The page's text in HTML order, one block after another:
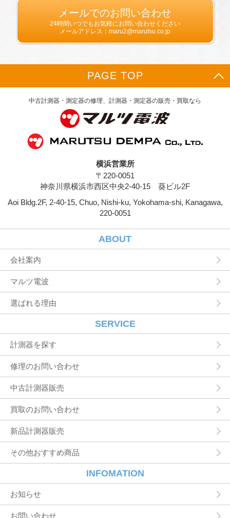
生年月日，住所，電話番号，メールアドレス，
銀行口座番号，クレジットカード番号，運転免
許証番号などの個人情報をお尋ねすることがあ
下，｢提携先｣といいます。）などから収集する
ことがあります。
当社は，ユーザーについて，利用したサービス
やソフトウエア，購入した商品，閲覧したペー
ジや広告の履歴，検索した検索キーワード，利
用日時，利用方法，利用環境（携帯端末を通じ
てご利用の場合の当該端末の通信状態，利用に
際しての各種設定情報なども含みます），IPア
識別情報などの履歴情報および特性情報を，ユ
ーザーが当社や提携先のサービスを利用しまた
はページを閲覧する際に収集します。
第３条（個人情報を収集・利用する目的）
当社が個人情報を収集・利用する目的は，以下
ユーザーに自分の登録情報の閲覧や修正，利用
状況の閲覧を行っていただくために，氏名，住
の代金などに関する情報を表示する目的
アドレスを利用する場合やユーザーに商品を送
名や住所などの連絡先情報を利用する目的
ユーザーの本人確認を行うために，氏名，生年
月日，住所，電話番号，銀行口座番号，クレジ
商品名や数量，利用されたサービスの種類や期
情報などを利用する目的
ユーザーが簡便にデータを入力できるようにす
るために，当社に登録されている情報を入力画
含みます）に転送したりする目的
代金の支払を遅滞したり第三者に損害を発生さ
せたりするなど，本サービスの利用規約に違反
したユーザーや，不正・不当な目的でサービス
定するための情報を利用する目的
メールでのお問い合わせ
24時間いつでもお気軽にお問い合わせください
メールアドレス：maru2@marutsu.co.jp
PAGE TOP
中古計測器・測定器の修理、計測器・測定器の販売・買取なら
横浜営業所
〒220-0051
神奈川県横浜市西区中央2-40-15 葵ビル2F
Aoi Bldg.2F, 2-40-15, Chuo, Nishi-ku, Yokohama-shi, Kanagawa,
220-0051
ABOUT
会社案内
マルツ電波
選ばれる理由
SERVICE
計測器を探す
修理のお問い合わせ
中古計測器販売
買取のお問い合わせ
新品計測器販売
その他おすすめ商品
INFOMATION
お知らせ
お問い合わせ